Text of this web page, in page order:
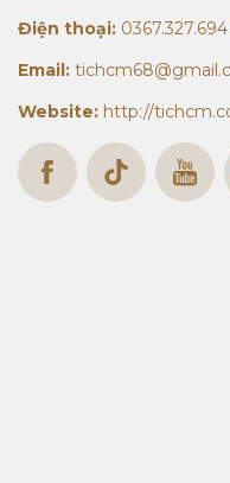
Điện thoại:
Email:
Website: http://